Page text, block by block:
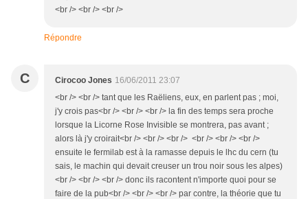
<br /> <br /> <br />
Répondre
C Cirocoo Jones 16/06/2011 23:07
<br /> <br /> tant que les Raëliens, eux, en parlent pas ; moi,
j'y crois pas<br /> <br /> <br /> la fin des temps sera proche
lorsque la Licorne Rose Invisible se montrera, pas avant ;
alors là j'y croirait<br /> <br /> <br /> <br /> <br /> <br />
ensuite le fermilab est à la ramasse depuis le lhc du cern (tu
sais, le machin qui devait creuser un trou noir sous les alpes)
<br /> <br /> <br /> donc ils racontent n'importe quoi pour se
faire de la pub<br /> <br /> <br /> par contre, la théorie que tu